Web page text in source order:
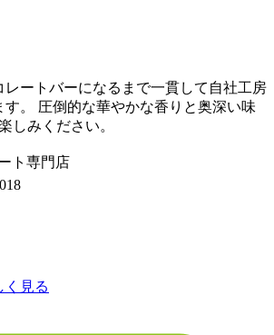
レートバーになるまで一貫して自社工房
す。 圧倒的な華やかな香りと奥深い味
しみください。
ト専門店
く見る